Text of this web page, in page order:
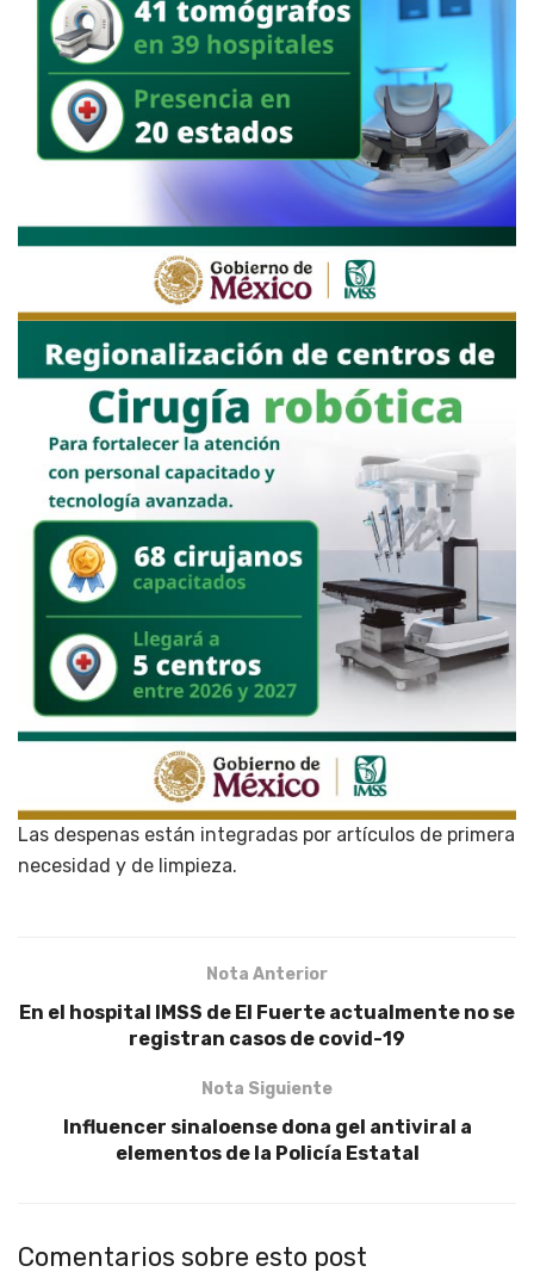
Las despenas están integradas por artículos de primera
necesidad y de limpieza.
Nota Anterior
En el hospital IMSS de El Fuerte actualmente no se
registran casos de covid-19
Nota Siguiente
Influencer sinaloense dona gel antiviral a
elementos de la Policía Estatal
Comentarios sobre esto post